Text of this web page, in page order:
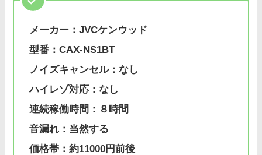
メーカー：JVCケンウッド
型番：CAX-NS1BT
ノイズキャンセル：なし
ハイレゾ対応：なし
連続稼働時間：８時間
音漏れ：当然する
価格帯：約11000円前後